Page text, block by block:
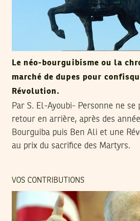
Le néo-bourguibisme ou la
marché de dupes pour
Révolution.
Par S. El-Ayoubi- Personne ne se
retour en arrière, après des
Bourguiba puis Ben Ali et une
au prix du sacrifice des Martyrs.
VOS CONTRIBUTIONS